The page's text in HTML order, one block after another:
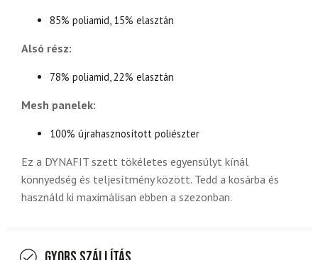
85% poliamid, 15% elasztán
Alsó rész:
78% poliamid, 22% elasztán
Mesh panelek:
100% újrahasznosított poliészter
Ez a DYNAFIT szett tökéletes egyensúlyt kínál
könnyedség és teljesítmény között. Tedd a kosárba és
használd ki maximálisan ebben a szezonban.